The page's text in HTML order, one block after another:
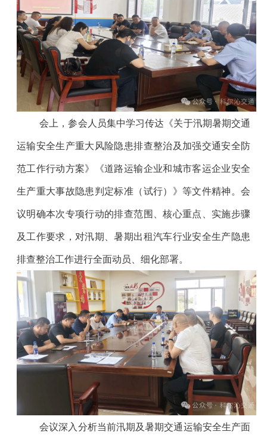
会上，参会人员集中学习传达《关于汛期暑期交通
运输安全生产重大风险隐患排查整治及加强交通安全防
范工作行动方案》《道路运输企业和城市客运企业安全
生产重大事故隐患判定标准（试行）》等文件精神。会
议明确本次专项行动的排查范围、核心重点、实施步骤
及工作要求，对汛期、暑期出租汽车行业安全生产隐患
排查整治工作进行全面动员、细化部署。
会议深入分析当前汛期及暑期交通运输安全生产面